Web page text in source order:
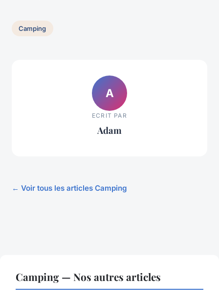
Camping
A
ECRIT PAR
Adam
← Voir tous les articles Camping
Camping — Nos autres articles